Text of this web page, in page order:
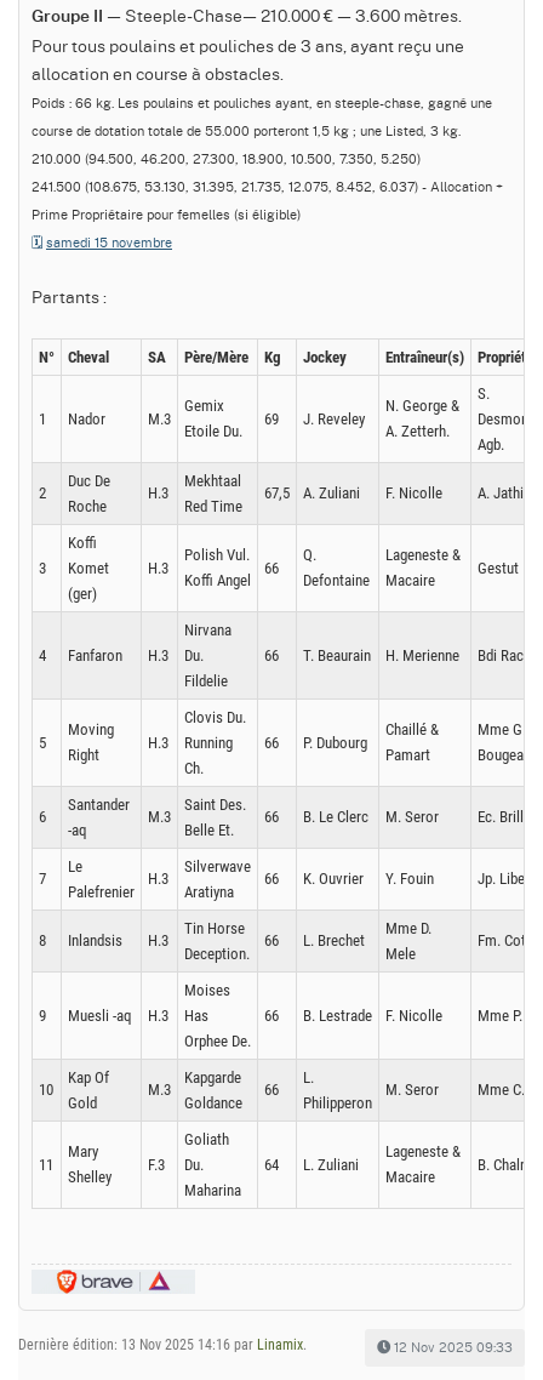
Groupe II
— Steeple-Chase— 210.000 € — 3.600 mètres.
Pour tous poulains et pouliches de 3 ans, ayant reçu une
allocation en course à obstacles.
Poids : 66 kg. Les poulains et pouliches ayant, en steeple-chase, gagné une
course de dotation totale de 55.000 porteront 1,5 kg ; une Listed, 3 kg.
210.000 (94.500, 46.200, 27.300, 18.900, 10.500, 7.350, 5.250)
241.500 (108.675, 53.130, 31.395, 21.735, 12.075, 8.452, 6.037) - Allocation +
Prime Propriétaire pour femelles (si éligible)
🗓️samedi 15 novembre
Partants :
N° Cheval SA Père/Mère Kg Jockey Entraîneur(s)
1 Nador M.3
Gemix
Etoile Du.
69 J. Reveley
N. George &
A. Zetterh.
S.
Agb.
2
Duc De
Roche
H.3
Mekhtaal
Red Time
67,5 A. Zuliani F. Nicolle A.
3
Koffi
Komet
(ger)
H.3
Polish Vul.
Koffi Angel
66
Q.
Defontaine
Lageneste &
Macaire
Gestut
4 Fanfaron H.3
Nirvana
Du.
Fildelie
66 T. Beaurain H. Merienne Bdi
5
Moving
Right
H.3
Clovis Du.
Running
Ch.
66 P. Dubourg
Chaillé &
Pamart
Mme G.
Bougeard,
6
Santander
-aq
M.3
Saint Des.
Belle Et.
66 B. Le Clerc M. Seror Ec.
7
Le
Palefrenier
H.3
Silverwave
Aratiyna
66 K. Ouvrier Y. Fouin Jp.
8 Inlandsis H.3
Tin Horse
Deception.
66 L. Brechet
Mme D.
Mele
Fm. Cottin
9 Muesli -aq H.3
Moises
Has
Orphee De.
66 B. Lestrade F. Nicolle Mme P.
10
Kap Of
Gold
M.3
Kapgarde
Goldance
66
L.
Philipperon
M. Seror Mme C.
11
Mary
Shelley
F.3
Goliath
Du.
Maharina
64 L. Zuliani
Lageneste &
Macaire
B.
Dernière édition: 13 Nov 2025 14:16 par Linamix. 12 Nov 2025 09:33